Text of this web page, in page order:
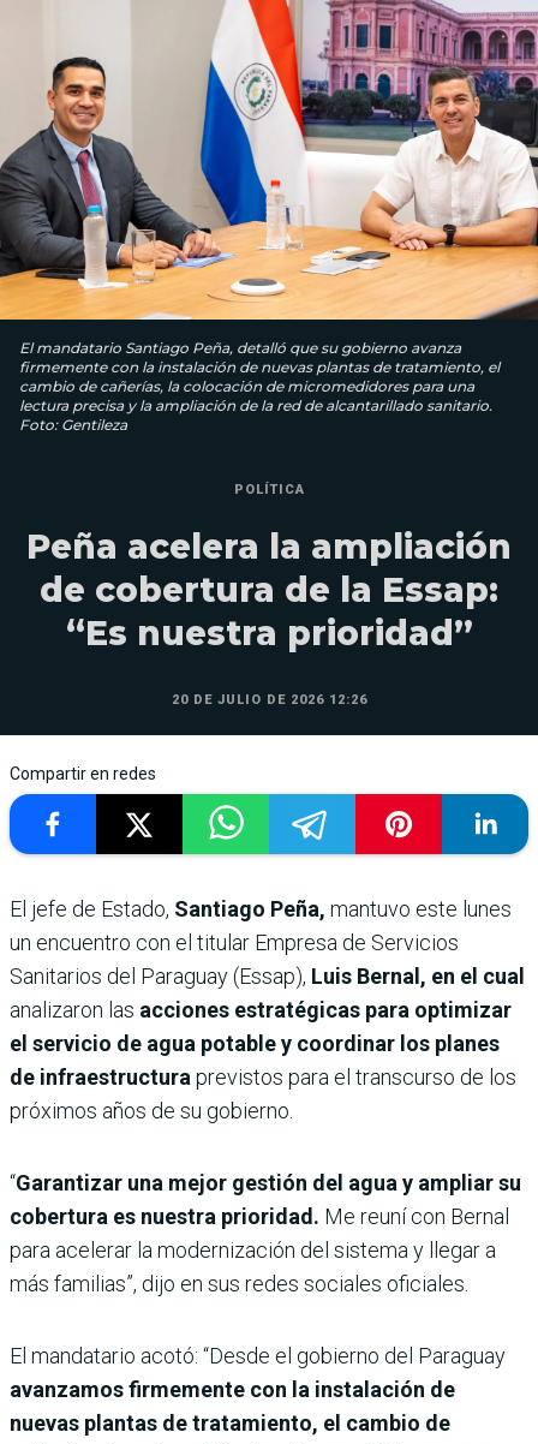
El mandatario Santiago Peña, detalló que su gobierno avanza
firmemente con la instalación de nuevas plantas de tratamiento, el
cambio de cañerías, la colocación de micromedidores para una
lectura precisa y la ampliación de la red de alcantarillado sanitario.
Foto: Gentileza
POLÍTICA
Peña acelera la ampliación
de cobertura de la Essap:
“Es nuestra prioridad”
20 DE JULIO DE 2026 12:26
Compartir en redes
El jefe de Estado, Santiago Peña, mantuvo este lunes
un encuentro con el titular Empresa de Servicios
Sanitarios del Paraguay (Essap), Luis Bernal, en el cual
analizaron las acciones estratégicas para optimizar
el servicio de agua potable y coordinar los planes
de infraestructuraprevistos para el transcurso de los
próximos años de su gobierno.
“Garantizar una mejor gestión del agua y ampliar su
cobertura es nuestra prioridad. Me reuní con Bernal
para acelerar la modernización del sistema y llegar a
más familias”, dijo en sus redes sociales oficiales.
El mandatario acotó: “Desde el gobierno del Paraguay
avanzamos firmemente con la instalación de
nuevas plantas de tratamiento, el cambio de